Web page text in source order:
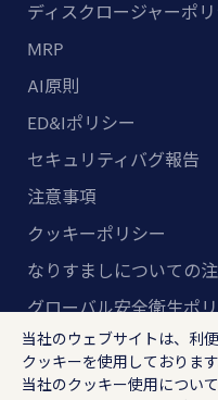
ディスクロージャーポ
MRP
AI原則
ED&Iポリシー
セキュリティバグ報告
注意事項
クッキーポリシー
なりすましについての
グローバル安全衛生ポ
マルチステークホルダ
ランスタッド株式会社
当社のウェブサイトは、利
クッキーを使用しております
当社のクッキー使用につい